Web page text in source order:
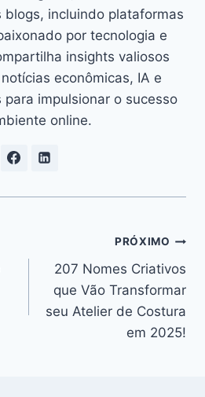
incluindo plataformas
por tecnologia e
insights valiosos
econômicas, IA e
impulsionar o sucesso
online.
PRÓXIMO
207 Nomes Criativos
que Vão Transformar
seu Atelier de Costura
em 2025!